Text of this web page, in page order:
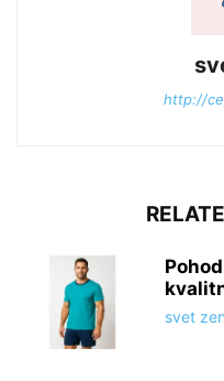
http://
svet